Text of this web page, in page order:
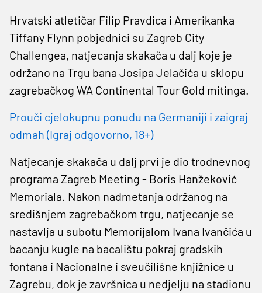
Hrvatski atletičar Filip Pravdica i Amerikanka
Tiffany Flynn pobjednici su Zagreb City
Challengea, natjecanja skakača u dalj koje je
održano na Trgu bana Josipa Jelačića u sklopu
zagrebačkog WA Continental Tour Gold mitinga.
Prouči cjelokupnu ponudu na Germaniji i zaigraj
odmah (Igraj odgovorno, 18+)
Natjecanje skakača u dalj prvi je dio trodnevnog
programa Zagreb Meeting - Boris Hanžeković
Memoriala. Nakon nadmetanja održanog na
središnjem zagrebačkom trgu, natjecanje se
nastavlja u subotu Memorijalom Ivana Ivančića u
bacanju kugle na bacalištu pokraj gradskih
fontana i Nacionalne i sveučilišne knjižnice u
Zagrebu, dok je završnica u nedjelju na stadionu